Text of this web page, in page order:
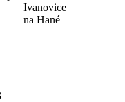
Ivanovice
na Hané